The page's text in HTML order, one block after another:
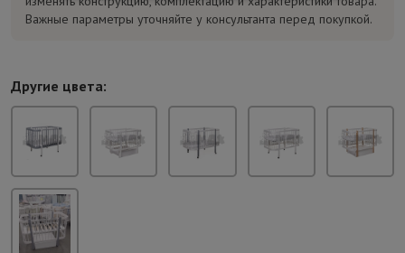
Важные параметры уточняйте у консультанта перед покупкой.
Другие цвета: